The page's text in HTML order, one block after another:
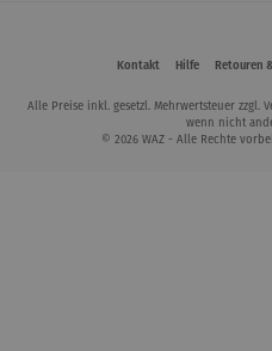
Kontakt Hilfe Retouren
Alle Preise inkl. gesetzl. Mehrwertsteuer zzgl.
wenn nicht
© 2026 WAZ - Alle Rechte